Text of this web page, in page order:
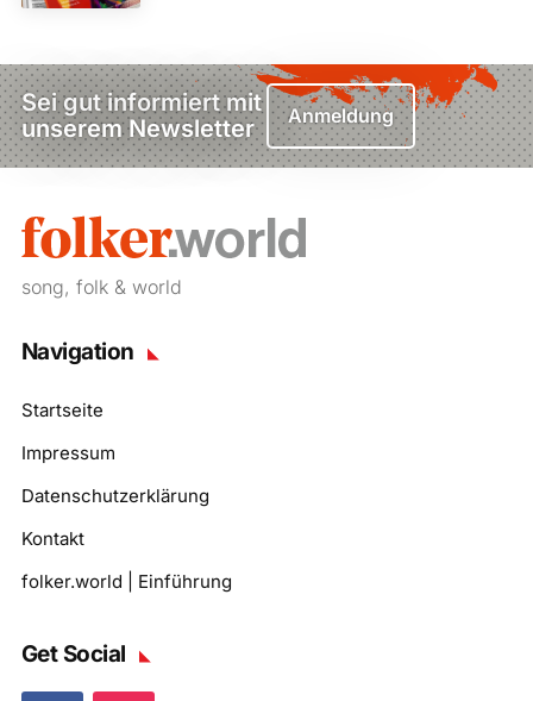
Sei gut informiert mit
unserem Newsletter
Anmeldung
song, folk & world
Navigation
Startseite
Impressum
Datenschutzerklärung
Kontakt
folker.world | Einführung
Get Social